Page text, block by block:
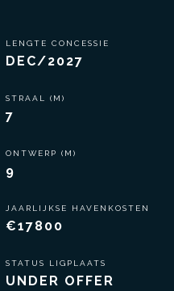
LENGTE CONCESSIE
DEC/2027
STRAAL (M)
7
ONTWERP (M)
9
JAARLIJKSE HAVENKOSTEN
€17800
STATUS LIGPLAATS
UNDER OFFER